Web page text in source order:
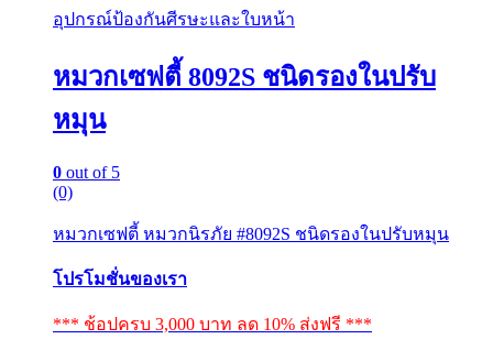
อุปกรณ์ป้องกันศีรษะและใบหน้า
หมวกเซฟตี้ 8092S ชนิดรองในปรับ
หมุน
0 out of 5
(0)
หมวกเซฟตี้ หมวกนิรภัย #8092S ชนิดรองในปรับหมุน
โปรโมชั่นของเรา
*** ช้อปครบ 3,000 บาท ลด 10% ส่งฟรี ***